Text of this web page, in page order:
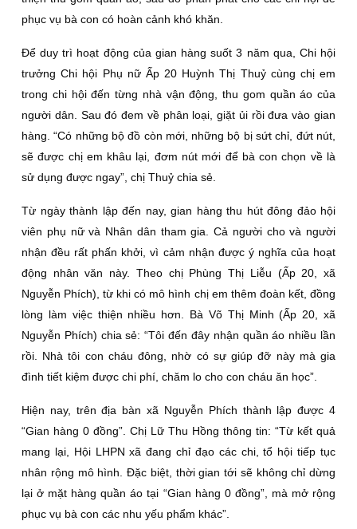
phục vụ bà con có hoàn cảnh khó khăn.
Ðể duy trì hoạt động của gian hàng suốt 3 năm qua, Chi hội
trưởng Chi hội Phụ nữ Ấp 20 Huỳnh Thị Thuỷ cùng chị em
trong chi hội đến từng nhà vận động, thu gom quần áo của
người dân. Sau đó đem về phân loại, giặt ủi rồi đưa vào gian
hàng. “Có những bộ đồ còn mới, những bộ bị sứt chỉ, đứt nút,
sẽ được chị em khâu lại, đơm nút mới để bà con chọn về là
sử dụng được ngay”, chị Thuỷ chia sẻ.
Từ ngày thành lập đến nay, gian hàng thu hút đông đảo hội
viên phụ nữ và Nhân dân tham gia. Cả người cho và người
nhận đều rất phấn khởi, vì cảm nhận được ý nghĩa của hoạt
động nhân văn này. Theo chị Phùng Thị Liễu (Ấp 20, xã
Nguyễn Phích), từ khi có mô hình chị em thêm đoàn kết, đồng
lòng làm việc thiện nhiều hơn. Bà Võ Thị Minh (Ấp 20, xã
Nguyễn Phích) chia sẻ: “Tôi đến đây nhận quần áo nhiều lần
rồi. Nhà tôi con cháu đông, nhờ có sự giúp đỡ này mà gia
đình tiết kiệm được chi phí, chăm lo cho con cháu ăn học”.
Hiện nay, trên địa bàn xã Nguyễn Phích thành lập được 4
“Gian hàng 0 đồng”. Chị Lữ Thu Hồng thông tin: “Từ kết quả
mang lại, Hội LHPN xã đang chỉ đạo các chi, tổ hội tiếp tục
nhân rộng mô hình. Ðặc biệt, thời gian tới sẽ không chỉ dừng
lại ở mặt hàng quần áo tại “Gian hàng 0 đồng”, mà mở rộng
phục vụ bà con các nhu yếu phẩm khác”.